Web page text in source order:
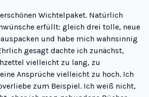
Wichtelpaket. Natürlich
erfüllt: gleich drei tolle, neue
und habe mich wahnsinnig
gesagt dachte ich zunächst,
vielleicht zu lang, zu
Ansprüche vielleicht zu hoch. Ich
zum Beispiel. Ich weiß nicht,